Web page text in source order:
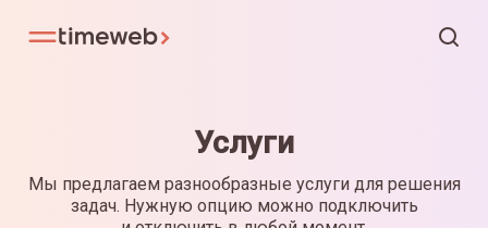
Услуги
Мы предлагаем разнообразные услуги для решения
задач. Нужную опцию можно подключить